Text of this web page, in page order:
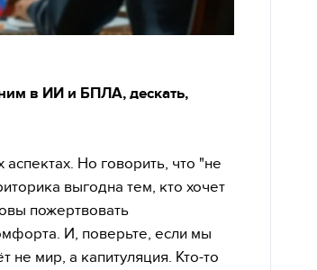
в ИИ и БПЛА, дескать,
Но говорить, что "не
выгодна тем, кто хочет
пожертвовать
И, поверьте, если мы
не мир, а капитуляция. Кто-то